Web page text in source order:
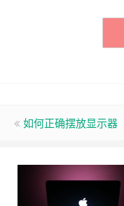
如何正确摆放显示器